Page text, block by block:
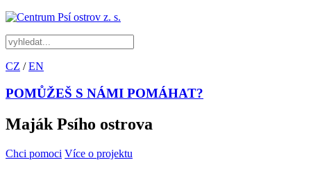
CZ /EN
POMŮŽEŠ S NÁMI POMÁHAT?
Maják Psího ostrova
Chci pomoci Více o projektu